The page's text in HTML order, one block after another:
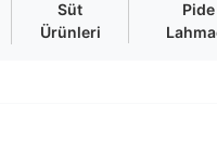
Süt
Ürünleri
Pide